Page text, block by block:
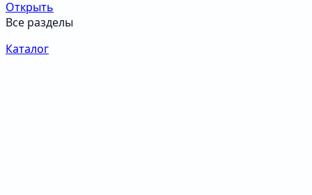
Открыть
Все разделы
Каталог